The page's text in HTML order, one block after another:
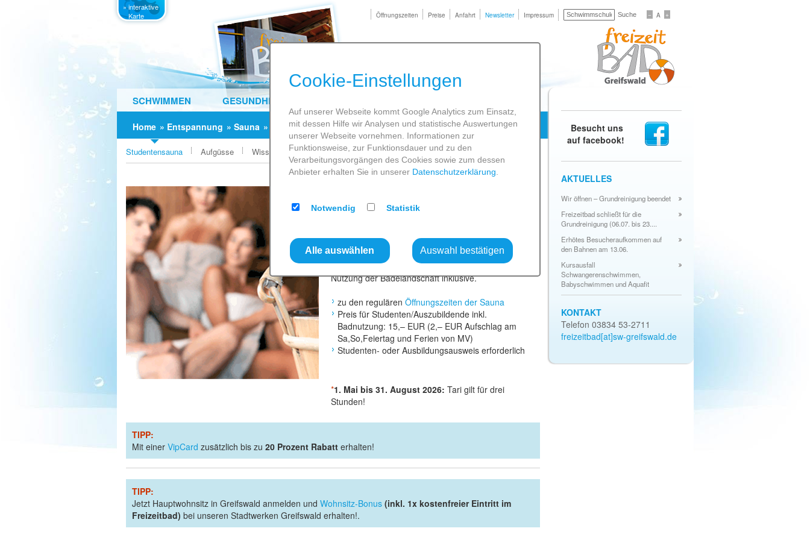
» interaktive
Karte
Öffnungszeiten Preise Anfahrt Newsletter Impressum − A +
SCHWIMMEN GESUNDHEIT
Home » Entspannung » Sauna » Studentensauna
Studentensauna Aufgüsse Wissenswertes
die Sauna zu Sonderkonditionen nutzen. Bitte
Studentenausweis oder Ausbildungsnachweis an
der Kasse vorzeigen. Im Preis von15,– EURist die
Nutzung der Badelandschaft inklusive.
zu den regulären Öffnungszeiten der Sauna
Preis für Studenten/Auszubildende inkl.
Badnutzung: 15,– EUR (2,– EUR Aufschlag am
Sa,So,Feiertag und Ferien von MV)
Studenten- oder Ausbildungsausweis erforderlich
*1. Mai bis 31. August 2026: Tari gilt für drei
Stunden!
TIPP:
Mit einer VipCard zusätzlich bis zu 20 Prozent Rabatterhalten!
TIPP:
Jetzt Hauptwohnsitz in Greifswald anmelden und Wohnsitz-Bonus (inkl. 1x kostenfreier Eintritt im
Freizeitbad) bei unseren Stadtwerken Greifswald erhalten!.
Besucht uns
auf facebook!
AKTUELLES
Wir öffnen – Grundreinigung beendet
Freizeitbad schließt für die
Grundreinigung (06.07. bis 23....
Erhötes Besucheraufkommen auf
den Bahnen am 13.06.
Kursausfall
Schwangerenschwimmen,
Babyschwimmen und Aquafit
KONTAKT
Telefon 03834 53-2711
freizeitbad[at]sw-greifswald.de
Cookie-Einstellungen
Auf unserer Webseite kommt Google Analytics zum Einsatz,
mit dessen Hilfe wir Analysen und statistische Auswertungen
unserer Webseite vornehmen. Informationen zur
Funktionsweise, zur Funktionsdauer und zu den
Verarbeitungsvorgängen des Cookies sowie zum dessen
Anbieter erhalten Sie in unserer Datenschutzerklärung
Notwendig Statistik
Alle auswählen Auswahl bestätigen